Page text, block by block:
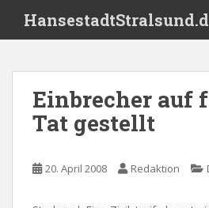
i
Einbrecher auf
Tat gestellt
20. April 2008 Redaktion